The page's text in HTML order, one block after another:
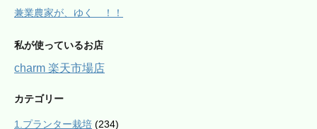
兼業農家が、ゆく ！！
私が使っているお店
charm 楽天市場店
カテゴリー
1.プランター栽培 (234)